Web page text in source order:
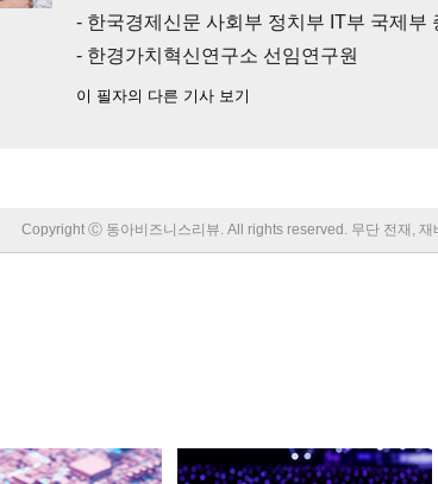
- 한국경제신문 사회부 정치부 IT부 국제부
- 한경가치혁신연구소 선임연구원
이 필자의 다른 기사 보기
Copyright Ⓒ 동아비즈니스리뷰. All rights reserved. 무단 전재, 재